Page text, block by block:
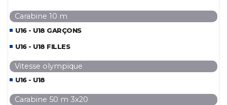
Carabine 10 m
U16 - U18 GARÇONS
U16 - U18 FILLES
Vitesse olympique
U16 - U18
Carabine 50 m 3x20